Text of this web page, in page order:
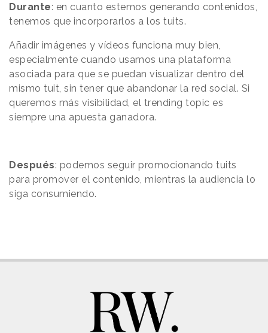
Durante: en cuanto estemos generando contenidos,
tenemos que incorporarlos a los tuits.
Añadir imágenes y vídeos funciona muy bien,
especialmente cuando usamos una plataforma
asociada para que se puedan visualizar dentro del
mismo tuit, sin tener que abandonar la red social. Si
queremos más visibilidad, el trending topic es
siempre una apuesta ganadora.
Después: podemos seguir promocionando tuits
para promover el contenido, mientras la audiencia lo
siga consumiendo.